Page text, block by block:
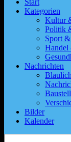
Start
Kategorien
Kultur
Politik
Sport
Handel
Nachrichten
Bilder
Kalender